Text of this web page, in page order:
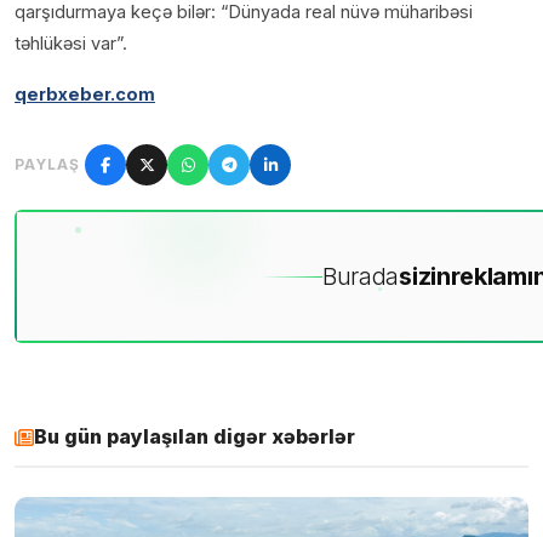
qarşıdurmaya keçə bilər: “Dünyada real nüvə müharibəsi
təhlükəsi var”.
qerbxeber.com
PAYLAŞ
Buradasizin
Bu gün paylaşılan digər xəbərlər